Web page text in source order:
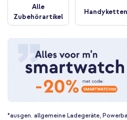
Alle
Zubehörartikel
Handyketten
*ausgen. allgemeine Ladegeräte,